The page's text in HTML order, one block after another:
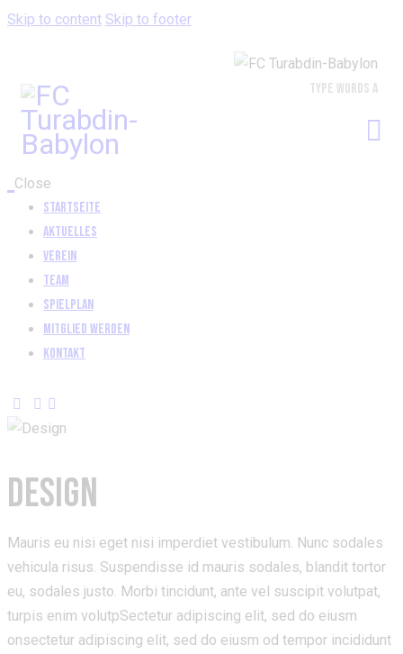
Skip to content Skip to footer
Close
Startseite
Aktuelles
Verein
Team
Spielplan
Mitglied werden
Kontakt
DESIGN
Mauris eu nisi eget nisi imperdiet vestibulum. Nunc sodales
vehicula risus. Suspendisse id mauris sodales, blandit tortor
eu, sodales justo. Morbi tincidunt, ante vel suscipit volutpat,
turpis enim volutpSectetur adipiscing elit, sed do eiusm
onsectetur adipiscing elit, sed do eiusm od tempor incididunt